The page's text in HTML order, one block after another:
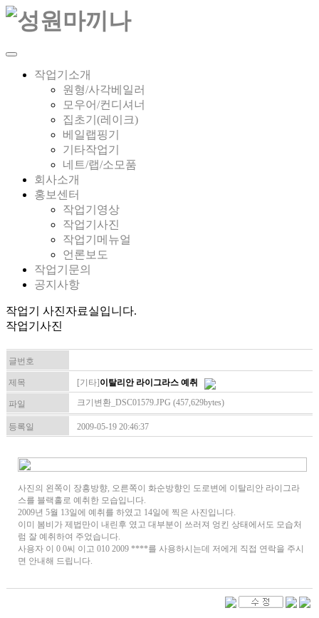
작업기소개
원형/사각베일러
모우어/컨디셔너
집초기(레이크)
베일랩핑기
기타작업기
네트/랩/소모품
회사소개
홍보센터
작업기영상
작업기사진
작업기메뉴얼
언론보도
작업기문의
공지사항
작업기 사진자료실입니다.
작업기사진
글번호
제목 [기타] 이탈리안 라이그라스 예취
파일 크기변환_DSC01579.JPG (457,629bytes)
등록일 2009-05-19 20:46:37
사진의 왼쪽이 장흥방향, 오른쪽이 화순방향인 도로변에 이탈리안 라이그라
스를 블랙홀로 예취한 모습입니다.
2009년 5월 13일에 예취를 하였고 14일에 찍은 사진입니다.
이미 봄비가 제법만이 내린후 였고 대부분이 쓰러져 엉킨 상태에서도 모습처
럼 잘 예취하여 주었습니다.
사용자 이 0 0씨 이고 010 2009 ****를 사용하시는데 저에게 직접 연락을 주시
면 안내해 드립니다.